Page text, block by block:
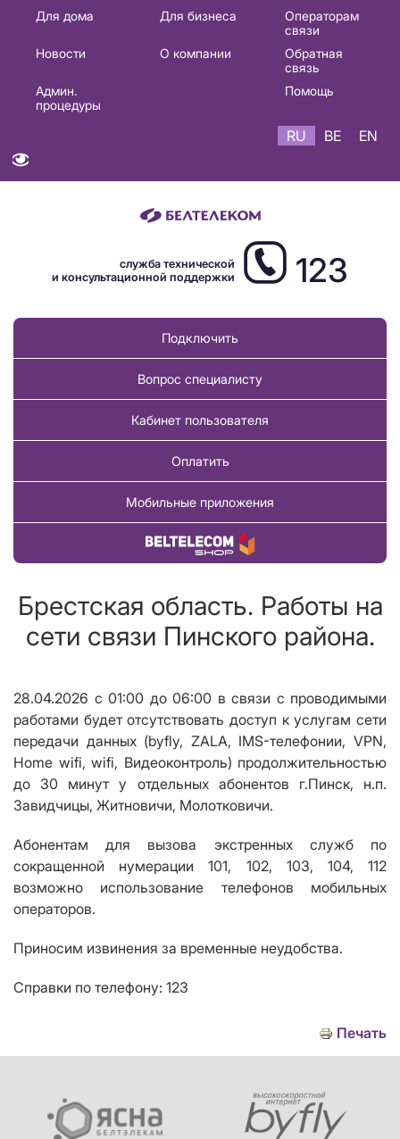
Основная
навигация
Для дома Для бизнеса
Операторам
связи
Новости
О компании
Обратная
связь
Админ.
процедуры
Помощь
RU BE EN
служба технической
и консультационной поддержки
123
Подключить
Вопрос специалисту
Кабинет пользователя
Оплатить
Мобильные приложения
Купить товар
Брестская область. Работы на
сети связи Пинского района.
28.04.2026 с 01:00 до 06:00 в связи с проводимыми
работами будет отсутствовать доступ к услугам сети
передачи данных (byfly, ZALA, IMS-телефонии, VPN,
Home wifi, wifi, Видеоконтроль) продолжительностью
до 30 минут у отдельных абонентов г.Пинск, н.п.
Завидчицы, Житновичи, Молотковичи.
Абонентам для вызова экстренных служб по
сокращенной нумерации 101, 102, 103, 104, 112
возможно использование телефонов мобильных
операторов.
Приносим извинения за временные неудобства.
Справки по телефону: 123
Печать